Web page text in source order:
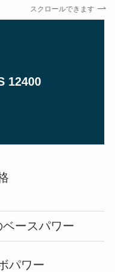
スクロールできます
12400
ースパワー
パワー